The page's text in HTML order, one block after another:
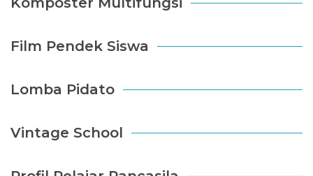
Film Pendek Siswa
Lomba Pidato
Vintage School